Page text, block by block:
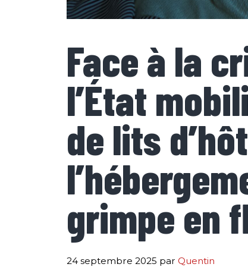
Face à la
l’État
de lits
grimpe en
24 septembre 2025 par Quentin